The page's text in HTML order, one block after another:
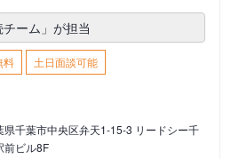
ーム」が担当
料
土日面談可能
県千葉市中央区弁天1-15-3 リードシー千
前ビル8F